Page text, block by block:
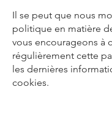
Il se peut que nous
politique en matière
vous encourageons à
régulièrement cette
les dernières
cookies.